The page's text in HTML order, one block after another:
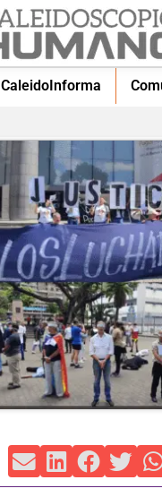
CaleidoInforma